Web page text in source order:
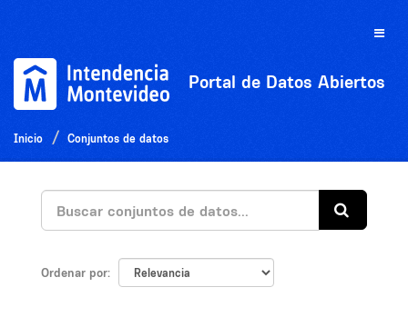
Toggle
Portal de Datos Abiertos
Inicio Conjuntos de datos
Ordenar por